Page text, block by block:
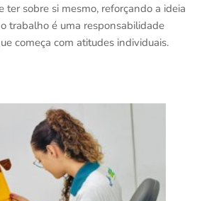
ter sobre si mesmo, reforçando a ideia
trabalho é uma responsabilidade
começa com atitudes individuais.